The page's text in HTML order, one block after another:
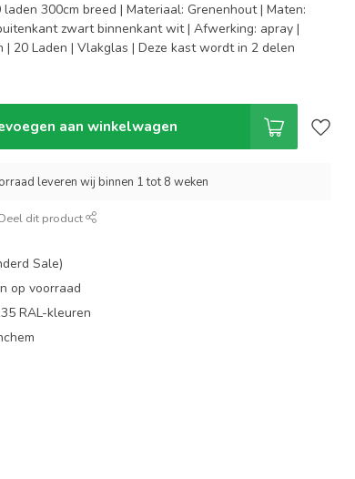
300cm breed | Materiaal: Grenenhout | Maten:
zwart binnenkant wit | Afwerking: apray |
| 20 Laden | Vlakglas | Deze kast wordt in 2 delen
aan winkelwagen
leveren wij binnen 1 tot 8 weken
Deel dit product
Sale)
op voorraad
RAL-kleuren